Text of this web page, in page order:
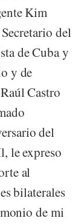
Kim
del
de Cuba y
y de
Castro
del
le expreso
al
bilaterales
de mi